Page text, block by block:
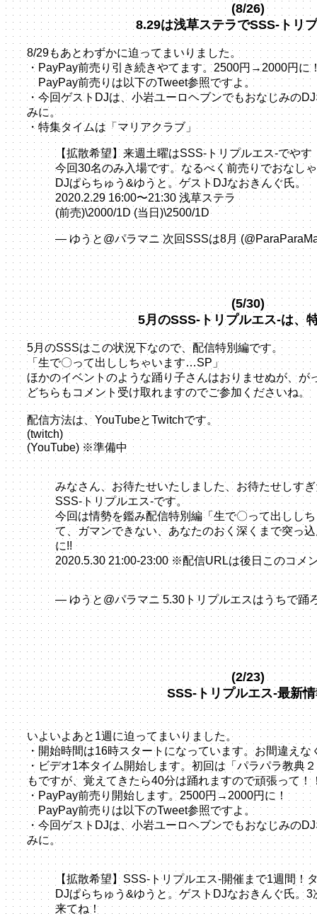
(8/26)
8.29は浅草ステラでSSS-トリ
8/29もあとわずかに迫ってまいりました。
・PayPay前売り引き続きやてます。2500円→2000円に
PayPay前売りは以下のTweet参照ですよ。
・今回ゲストDJは、小岩ユーロヘブンでもおなじみの
みに。
・特集タイムは「マリアクラブ」
【拡散希望】来週土曜はSSS-トリプルエス-でやす
今回30名のみ入場です。なるべく前売りでおなし
DJぱらちゅう&ゆうと。ゲストDJなおきんぐ氏。
2020.2.29 16:00〜21:30 浅草ステラ
(前売)\2000/1D (当日)\2500/1D pic.twitter.com/
— ゆうと@パラマニ 次回SSSは8月
(5/30)
5月のSSS-トリプルエス-は、
5月のSSSはこの状況下なので、配信特別編です。
「生で〇って出ししちゃいます…SP」
ほかのイベントのような踊り子さんはおりませぬが、が
どちらもコメント受け取れますのでご参加くださいね。
配信方法は、YouTubeとTwitchです。
(twitch) https://www.twitch.tv/paramani_youto
(YouTube) ※準備中
みなさん、お待たせいたしました、お待たせしす
SSS-トリプルエス-です。
今回は情勢を鑑み配信特別編「生で〇って出しし
て、ガマンできない、あなたのおく深くまで突っ
に!!
2020.5.30 21:00-23:00 ※配信URLは後日このコメ
pic.twitter.com/eC1MIHEp0c
— ゆうと@パラマニ 5.30トリプルエスはうちで踊
May 26, 2020
(2/23)
SSS-トリプルエス-最新
告知サイト
いよいよあと1週に迫ってまいりました。
・ 開始時間は16時スタート になっています。お間違えな
・ビデオ1本タイム開始します。初回は「パラパラ教典
もですが、覚えてきたら40分は踊れますので頑張って！
・PayPay前売り開始します。2500円→2000円に！
PayPay前売りは以下のTweet参照ですよ。
・今回ゲストDJは、小岩ユーロヘブンでもおなじみの
みに。
【拡散希望】SSS-トリプルエス-開催まで1週間！
DJぱらちゅう&ゆうと。ゲストDJなおきんぐ氏。
来てね！